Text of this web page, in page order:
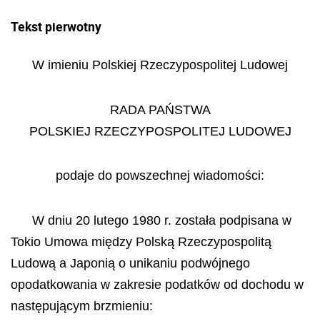
Tekst pierwotny
W imieniu Polskiej Rzeczypospolitej Ludowej
RADA PAŃSTWA
POLSKIEJ RZECZYPOSPOLITEJ LUDOWEJ
podaje do powszechnej wiadomości:
W dniu 20 lutego 1980 r. została podpisana w
Tokio Umowa między Polską Rzeczypospolitą
Ludową a Japonią o unikaniu podwójnego
opodatkowania w zakresie podatków od dochodu w
następującym brzmieniu: